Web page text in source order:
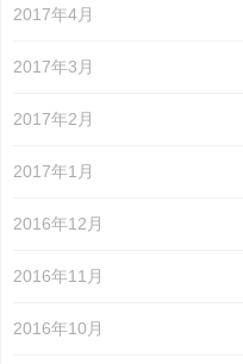
2017年4月
2017年3月
2017年2月
2017年1月
2016年12月
2016年11月
2016年10月